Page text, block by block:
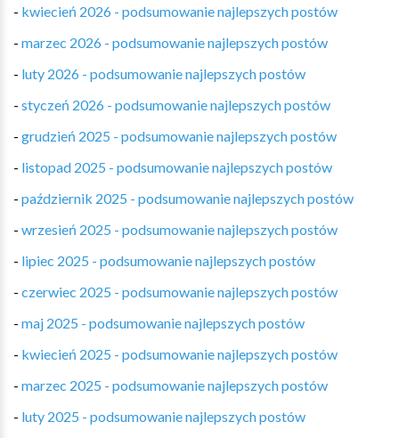
- kwiecień 2026 - podsumowanie najlepszych postów
- marzec 2026 - podsumowanie najlepszych postów
- luty 2026 - podsumowanie najlepszych postów
- styczeń 2026 - podsumowanie najlepszych postów
- grudzień 2025 - podsumowanie najlepszych postów
- listopad 2025 - podsumowanie najlepszych postów
- październik 2025 - podsumowanie najlepszych postów
- wrzesień 2025 - podsumowanie najlepszych postów
- lipiec 2025 - podsumowanie najlepszych postów
- czerwiec 2025 - podsumowanie najlepszych postów
- maj 2025 - podsumowanie najlepszych postów
- kwiecień 2025 - podsumowanie najlepszych postów
- marzec 2025 - podsumowanie najlepszych postów
- luty 2025 - podsumowanie najlepszych postów